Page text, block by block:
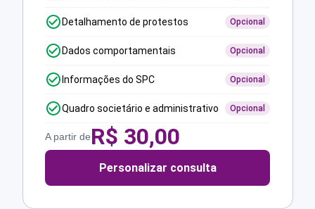
Detalhamento de protestos Opcional
Dados comportamentais Opcional
Informações do SPC Opcional
Quadro societário e administrativo Opcional
A partir deR$ 30,00
Personalizar consulta